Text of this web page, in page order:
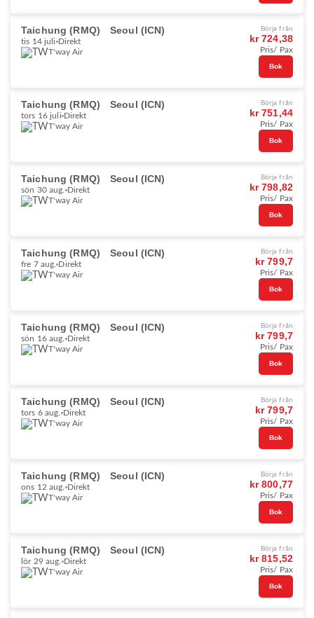
Taichung (RMQ) Seoul (ICN)
tis 14 juli Direkt
T'way Air
Börja från
kr 724,38
Pris/ Pax
Bok
Taichung (RMQ) Seoul (ICN)
tors 16 juli Direkt
T'way Air
Börja från
kr 751,44
Pris/ Pax
Bok
Taichung (RMQ) Seoul (ICN)
sön 30 aug. Direkt
T'way Air
Börja från
kr 798,82
Pris/ Pax
Bok
Taichung (RMQ) Seoul (ICN)
fre 7 aug. Direkt
T'way Air
Börja från
kr 799,7
Pris/ Pax
Bok
Taichung (RMQ) Seoul (ICN)
sön 16 aug. Direkt
T'way Air
Börja från
kr 799,7
Pris/ Pax
Bok
Taichung (RMQ) Seoul (ICN)
tors 6 aug. Direkt
T'way Air
Börja från
kr 799,7
Pris/ Pax
Bok
Taichung (RMQ) Seoul (ICN)
ons 12 aug. Direkt
T'way Air
Börja från
kr 800,77
Pris/ Pax
Bok
Taichung (RMQ) Seoul (ICN)
lör 29 aug. Direkt
T'way Air
Börja från
kr 815,52
Pris/ Pax
Bok